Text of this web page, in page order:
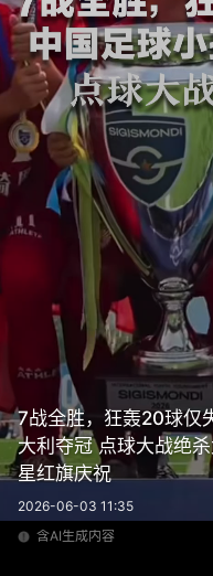
7战全胜，狂轰20球仅
大利夺冠 点球大战绝
星红旗庆祝
2026-06-03 11:35
含AI生成内容